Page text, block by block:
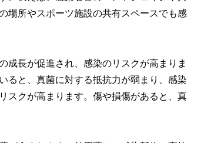
場所やスポーツ施設の共有スペースでも感
成長が促進され、感染のリスクが高まりま
ると、真菌に対する抵抗力が弱まり、感染
スクが高まります。傷や損傷があると、真